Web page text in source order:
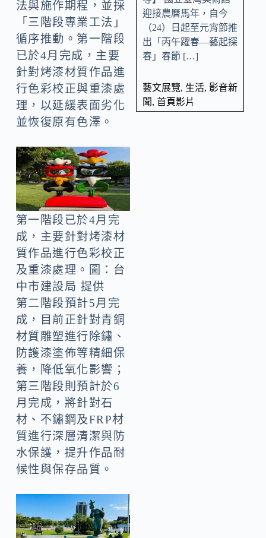
法與施作期程，並採
「三階段專業工法」
循序推動。第一階段
已於4月完成，主要
針對烤漆材質作品進
行色彩校正與重漆處
理，以延緩表面劣化
並恢復原有色澤。
第一階段已於4月完
成，主要針對烤漆材
質作品進行色彩校正
及重漆處理。圖：台
中市建設局 提供
第二階段預計5月完
成，目前正針對青銅
材質雕塑進行除鏽、
防護漆塗佈等精細保
養，降低氧化影響；
第三階段則預計於6
月完成，將針對石
材、不鏽鋼及FRP材
質進行深層清潔與防
水保護，提升作品耐
候性與保存品質。
迎接農曆馬年，自今
（24）日起至元宵節推
出「丙午躍春—藝起探
春」春節 […]
藝文展覽, 生活, 影音新
聞, 首頁影片